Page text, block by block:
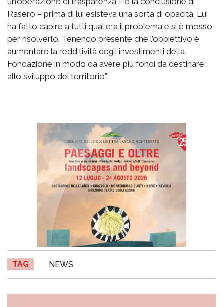
Rasero – prima di lui esisteva una sorta di opacità. Lui
ha fatto capire a tutti qual era il problema e si è mosso
per risolverlo. Tenendo presente che l’obbiettivo è
aumentare la redditività degli investimenti della
Fondazione in modo da avere più fondi da destinare
allo sviluppo del territorio”.
TAG NEWS